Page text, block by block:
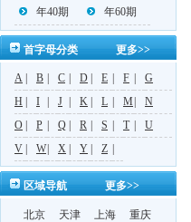
年40期 年60期
更多>>
首字母分类
A B C D E F
G
H
I J K L M
N
O
P Q R S T
U
V
W X Y Z
更多>>
区域导航
北京 天津 上海
重庆